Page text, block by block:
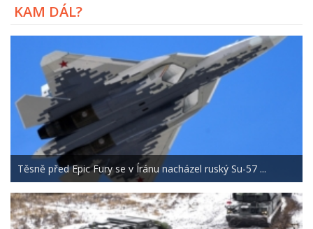
KAM DÁL?
Těsně před Epic Fury se v Íránu nacházel ruský Su-57 ...